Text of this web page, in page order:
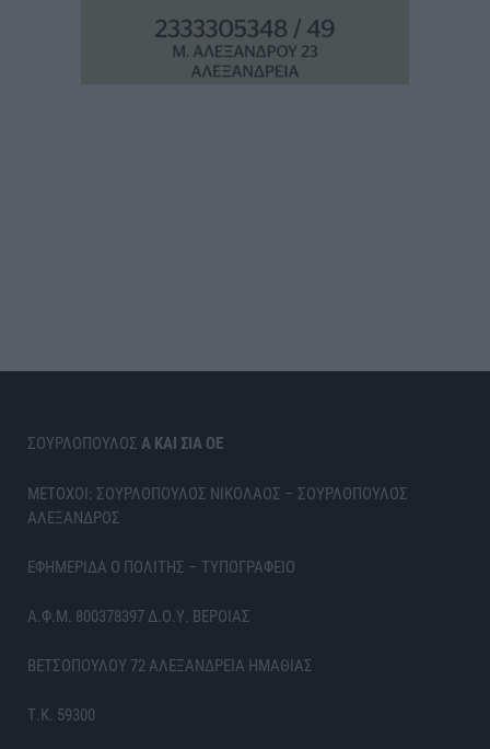
ΣΟΥΡΛΟΠΟΥΛΟΣ Α ΚΑΙ ΣΙΑ ΟΕ
ΜΕΤΟΧΟΙ: ΣΟΥΡΛΟΠΟΥΛΟΣ ΝΙΚΟΛΑΟΣ – ΣΟΥΡΛΟΠΟΥΛΟΣ
ΑΛΕΞΑΝΔΡΟΣ
ΕΦΗΜΕΡΙΔΑ Ο ΠΟΛΙΤΗΣ – ΤΥΠΟΓΡΑΦΕΙΟ
Α.Φ.Μ. 800378397 Δ.Ο.Υ. ΒΕΡΟΙΑΣ
ΒΕΤΣΟΠΟΥΛΟΥ 72 ΑΛΕΞΑΝΔΡΕΙΑ ΗΜΑΘΙΑΣ
Τ.Κ. 59300